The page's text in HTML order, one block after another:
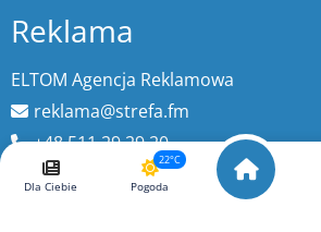
Reklama
ELTOM Agencja Reklamowa
reklama@strefa.fm
+48 511 29 29 20
Dla Ciebie
22°C
Pogoda